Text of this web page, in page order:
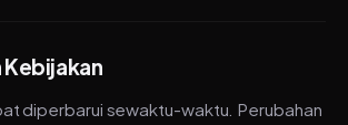
Kebijakan
diperbarui sewaktu-waktu. Perubahan